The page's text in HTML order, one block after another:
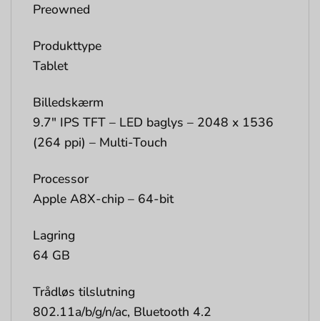
Preowned
Produkttype
Tablet
Billedskærm
9.7″ IPS TFT – LED baglys – 2048 x 1536
(264 ppi) – Multi-Touch
Processor
Apple A8X-chip – 64-bit
Lagring
64 GB
Trådløs tilslutning
802.11a/b/g/n/ac, Bluetooth 4.2